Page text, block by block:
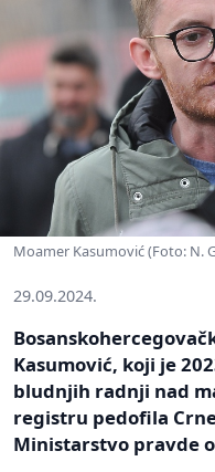
Moamer Kasumović (Foto: N.
29.09.2024.
Kasumović, koji je
bludnjih radnji nad
registru pedofila
Ministarstvo pravde